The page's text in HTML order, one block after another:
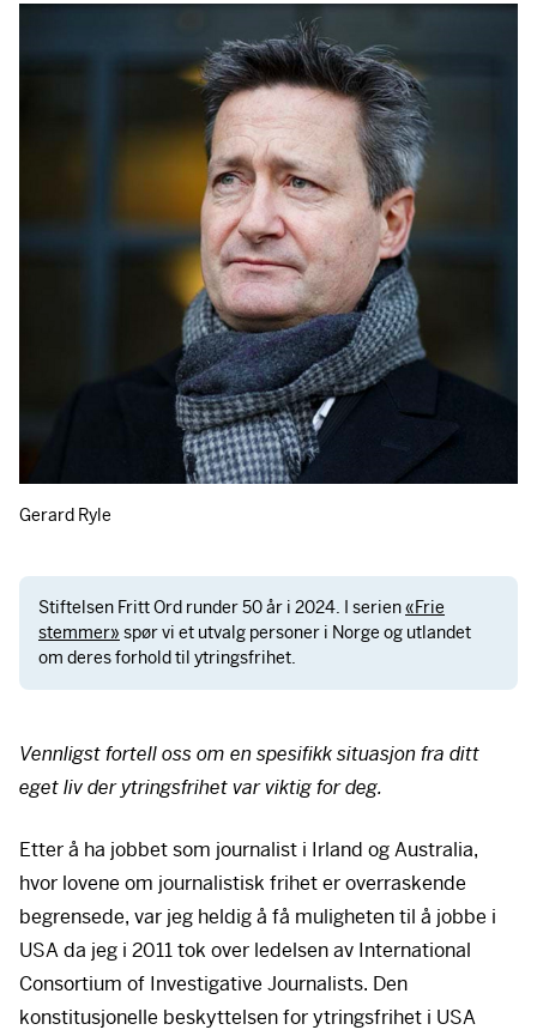
Gerard Ryle
Stiftelsen Fritt Ord runder 50 år i 2024. I serien«Frie
stemmer» spør vi et utvalg personer i Norge og utlandet
om deres forhold til ytringsfrihet.
Vennligst fortell oss om en spesifikk situasjon fra ditt
eget liv der ytringsfrihet var viktig for deg.
Etter å ha jobbet som journalist i Irland og Australia,
hvor lovene om journalistisk frihet er overraskende
begrensede, var jeg heldig å få muligheten til å jobbe i
USAda jeg i 2011 tok over ledelsen av International
Consortium of Investigative Journalists. Den
konstitusjonelle beskyttelsen for ytringsfrihet i USA